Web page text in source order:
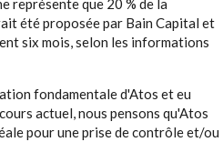
représente que 20 % de la
été proposée par Bain Capital et
six mois, selon les informations
fondamentale d'Atos et eu
actuel, nous pensons qu'Atos
pour une prise de contrôle et/ou